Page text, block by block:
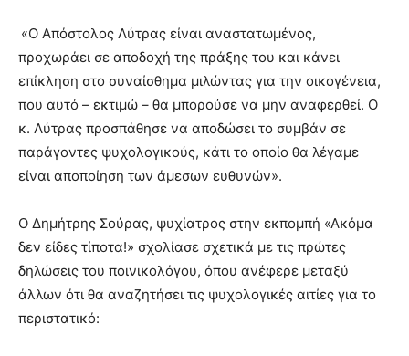
«O Απόστολος Λύτρας είναι αναστατωμένος,
προχωράει σε αποδοχή της πράξης του και κάνει
επίκληση στο συναίσθημα μιλώντας για την οικογένεια,
που αυτό – εκτιμώ – θα μπορούσε να μην αναφερθεί. Ο
κ. Λύτρας προσπάθησε να αποδώσει το συμβάν σε
παράγοντες ψυχολογικούς, κάτι το οποίο θα λέγαμε
είναι αποποίηση των άμεσων ευθυνών».
Ο Δημήτρης Σούρας, ψυχίατρος στην εκπομπή «Ακόμα
δεν είδες τίποτα!» σχολίασε σχετικά με τις πρώτες
δηλώσεις του ποινικολόγου, όπου ανέφερε μεταξύ
άλλων ότι θα αναζητήσει τις ψυχολογικές αιτίες για το
περιστατικό: